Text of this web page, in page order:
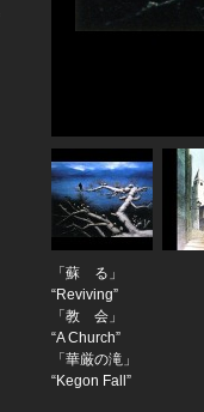
「蘇 る」
“Reviving”
「教 会」
“A Church”
「華厳の滝」
“Kegon Fall”